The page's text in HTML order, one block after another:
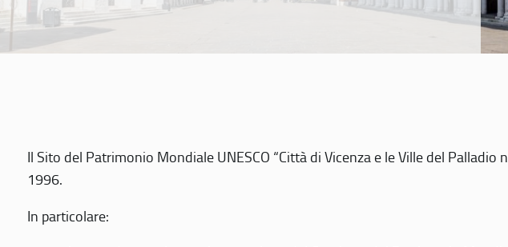
Il Sito del Patrimonio Mondiale UNESCO “Città di Vicenza e le Ville del
1996.
In particolare: